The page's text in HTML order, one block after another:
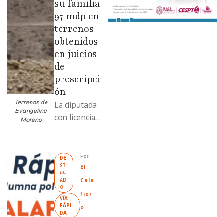
Terrenos de
Evangelina
Moreno
su familia
97 mdp en
terrenos
obtenidos
en juicios
de
prescripci
ón
La diputada
con licencia
antecedente
s de
prescripción
positiva; uno
fue
DE
ST
AC
AD
O
VÍA
RÁPI
DA
Por:
El
Cala
fier
o